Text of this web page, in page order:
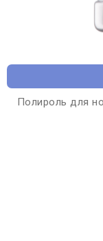
Полироль для